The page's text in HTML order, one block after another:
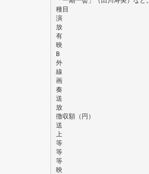
種目
演
放
有
映
B
外
線
画
奏
送
放
徴収額（円）
送
上
等
等
等
映